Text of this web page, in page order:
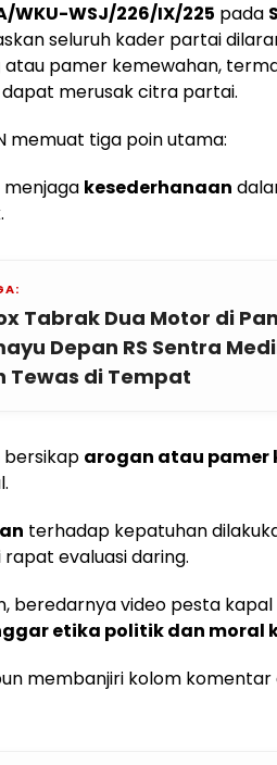
WKU-WSJ/226/IX/225 pada
seluruh kader partai
atau pamer kemewahan,
merusak citra partai.
memuat tiga poin utama:
menjaga kesederhanaan
Tabrak Dua Motor di
Depan RS Sentra
Tewas di Tempat
bersikap arogan atau pamer
terhadap kepatuhan
rapat evaluasi daring.
beredarnya video pesta
etika politik dan moral
membanjiri kolom